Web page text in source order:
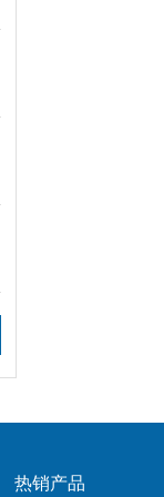
热销产品